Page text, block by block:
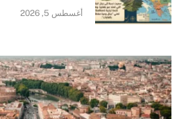
أغسطس 5, 2026